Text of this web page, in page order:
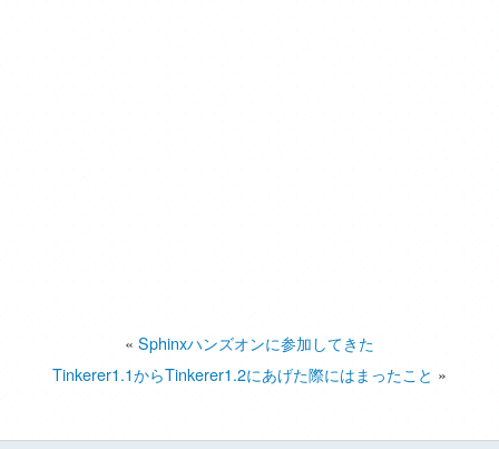
« Sphinxハンズオンに参加してきた
Tinkerer1.1からTinkerer1.2にあげた際にはまったこと »